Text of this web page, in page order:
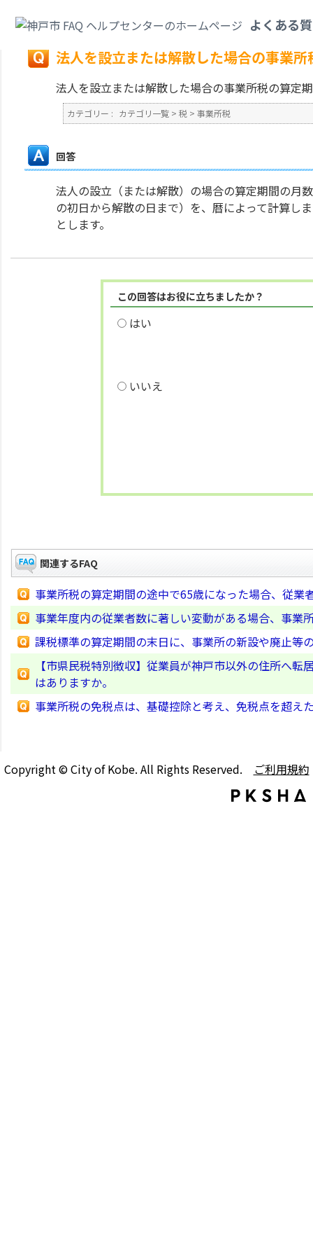
よくある
戻る
法人を設立または解散した場合の事業
法人を設立または解散した場合の事業所税の算定
カテゴリー : カテゴリ一覧 > 税 > 事業所税
回答
法人の設立（または解散）の場合の算定期間の月
の初日から解散の日まで）を、暦によって計算し
とします。
この回答はお役に立ちましたか？
はい
いいえ
関連するFAQ
事業所税の算定期間の途中で65歳になった場合、従業
事業年度内の従業者数に著しい変動がある場合、事業
課税標準の算定期間の末日に、事業所の新設や廃止等
【市県民税特別徴収】従業員が神戸市以外の住所へ
はありますか。
事業所税の免税点は、基礎控除と考え、免税点を超え
Copyright © City of Kobe. All Rights Reserved. ご利用規約